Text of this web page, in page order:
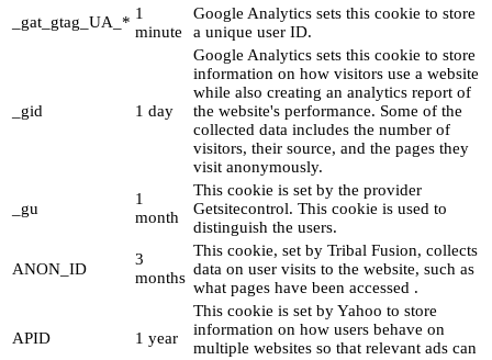
_gat_gtag_UA_* 1
minute
Google Analytics sets this cookie to store
a unique user ID.
_gid 1 day
Google Analytics sets this cookie to store
information on how visitors use a website
while also creating an analytics report of
the website's performance. Some of the
collected data includes the number of
visitors, their source, and the pages they
visit anonymously.
_gu
1
month
This cookie is set by the provider
Getsitecontrol. This cookie is used to
distinguish the users.
ANON_ID
3
months
This cookie, set by Tribal Fusion, collects
data on user visits to the website, such as
what pages have been accessed .
APID 1 year
This cookie is set by Yahoo to store
information on how users behave on
multiple websites so that relevant ads can